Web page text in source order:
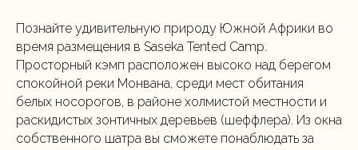
Познайте удивительную природу Южной Африки во
время размещения в Saseka Tented Camp.
Просторный кэмп расположен высоко над берегом
спокойной реки Монвана, среди мест обитания
белых носорогов, в районе холмистой местности и
раскидистых зонтичных деревьев (шеффлера). Из окна
собственного шатра вы сможете понаблюдать за